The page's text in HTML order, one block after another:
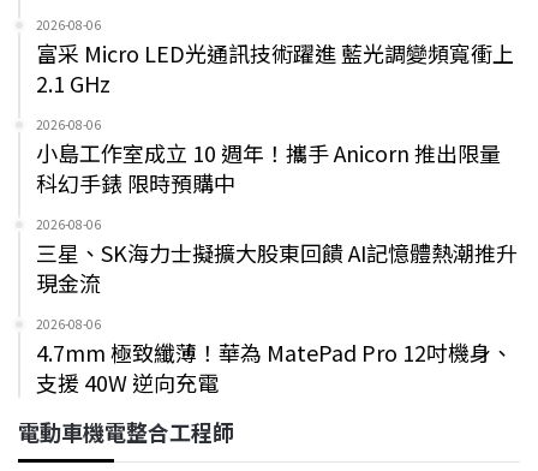
2026-08-06
富采 Micro LED光通訊技術躍進 藍光調變頻寬衝上
2.1 GHz
2026-08-06
小島工作室成立 10 週年！攜手 Anicorn 推出限量
科幻手錶 限時預購中
2026-08-06
三星、SK海力士擬擴大股東回饋 AI記憶體熱潮推升
現金流
2026-08-06
4.7mm 極致纖薄！華為 MatePad Pro 12吋機身、
支援 40W 逆向充電
電動車機電整合工程師